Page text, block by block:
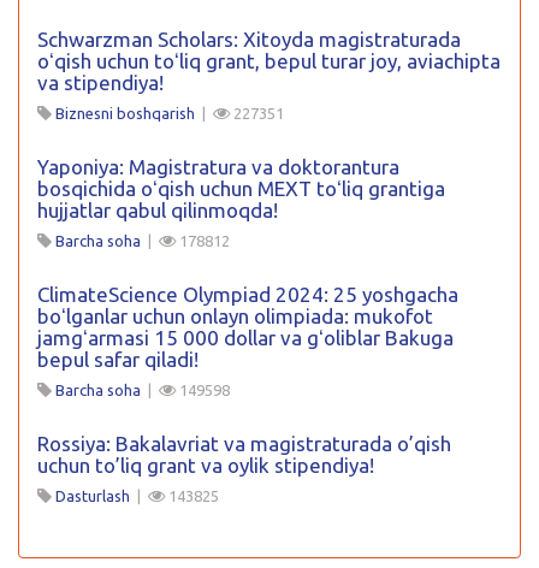
Schwarzman Scholars: Xitoyda magistraturada
oʻqish uchun toʻliq grant, bepul turar joy, aviachipta
va stipendiya!
Biznesni boshqarish | 227351
Yaponiya: Magistratura va doktorantura
bosqichida oʻqish uchun MEXT toʻliq grantiga
hujjatlar qabul qilinmoqda!
Barcha soha | 178812
ClimateScience Olympiad 2024: 25 yoshgacha
boʻlganlar uchun onlayn olimpiada: mukofot
jamgʻarmasi 15 000 dollar va gʻoliblar Bakuga
bepul safar qiladi!
Barcha soha | 149598
Rossiya: Bakalavriat va magistraturada o’qish
uchun to’liq grant va oylik stipendiya!
Dasturlash | 143825